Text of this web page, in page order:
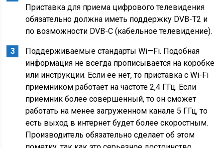
Приставка для приема цифрового телевидения
обязательно должна иметь поддержку DVB-T2 и
по возможности DVB-C (кабельное телевидение).
Поддерживаемые стандарты Wi—Fi. Подобная
информация не всегда прописывается на коробке
или инструкции. Если ее нет, то приставка с Wi-Fi
приемником работает на частоте 2,4 ГГц. Если
приемник более совершенный, то он сможет
работать на менее загруженном канале 5 ГГц, то
есть выход в интернет будет более скоростным.
Производитель обязательно сделает об этом